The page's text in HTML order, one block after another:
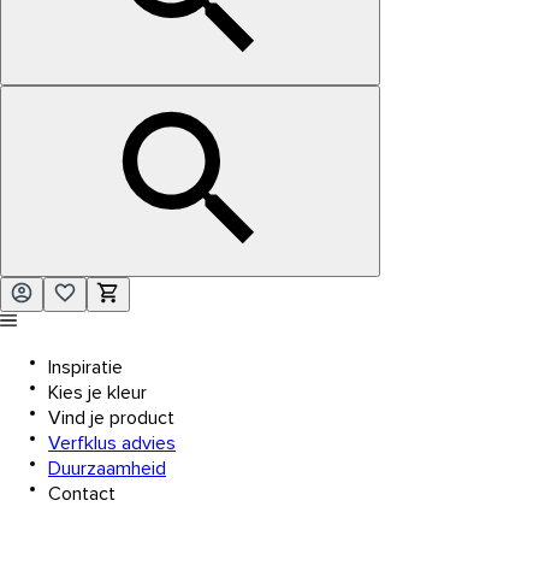
Inspiratie
Kies je kleur
Vind je product
Verfklus advies
Duurzaamheid
Contact